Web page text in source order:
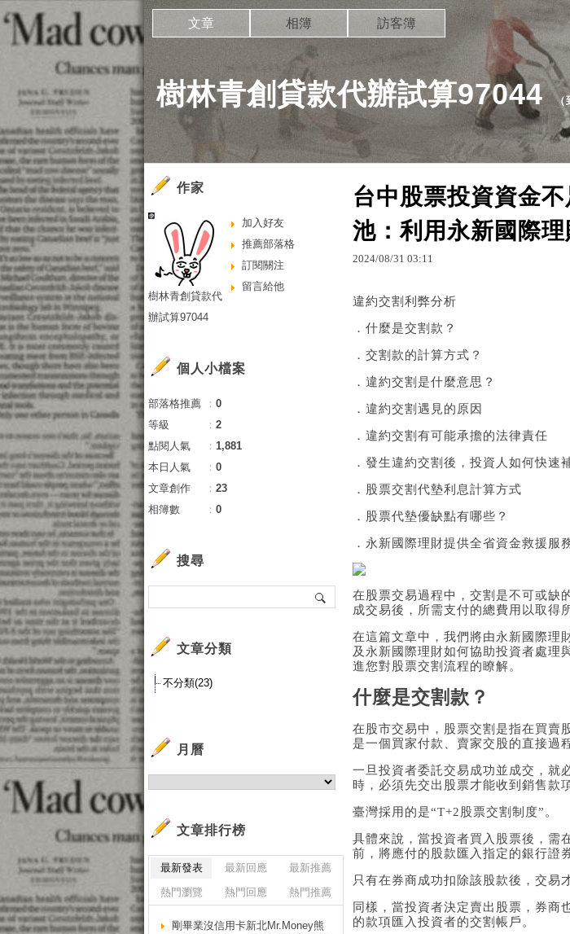
樹林青創貸款代辦試算97044 （
文章 相簿 訪客簿
台中股票投資資金
池：利用永新國際
2024/08/31 03:11
違約交割利弊分析
． 什麼是交割款？
． 交割款的計算方式？
． 違約交割是什麼意思？
． 違約交割遇見的原因
． 違約交割有可能承擔的法律責任
． 發生違約交割後，投資人如何快速
． 股票交割代墊利息計算方式
． 股票代墊優缺點有哪些？
． 永新國際理財提供全省資金救援服
在股票交易過程中，交割是不可或缺
成交易後，所需支付的總費用以取得
在這篇文章中，我們將由永新國際理
及永新國際理財如何協助投資者處理
進您對股票交割流程的瞭解。
什麼是交割款？
在股市交易中，股票交割是指在買賣
是一個買家付款、賣家交股的直接過
一旦投資者委託交易成功並成交，就
時，必須先交出股票才能收到銷售款
臺灣採用的是“T+2股票交割制度”。
具體來說，當投資者買入股票後，需
前，將應付的股款匯入指定的銀行證
只有在券商成功扣除該股款後，交易
同樣，當投資者決定賣出股票，券商
的款項匯入投資者的交割帳戶。
作家
加入好友
推薦部落格
訂閱關注
留言給他
樹林青創貸款代
辦試算97044
個人小檔案
部落格推薦 ： 0
等級
： 2
點閱人氣
： 1,881
本日人氣
： 0
文章創作
： 23
相簿數
： 0
搜尋
文章分類
不分類(23)
月曆
文章排行榜
最新發表 最新回應
最新推薦
熱門瀏覽
熱門回應 熱門推薦
剛畢業沒信用卡新北Mr.Money熊